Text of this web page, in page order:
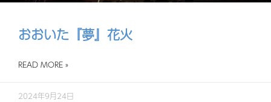
おおいた『夢』花火
READ MORE »
2024年9月24日